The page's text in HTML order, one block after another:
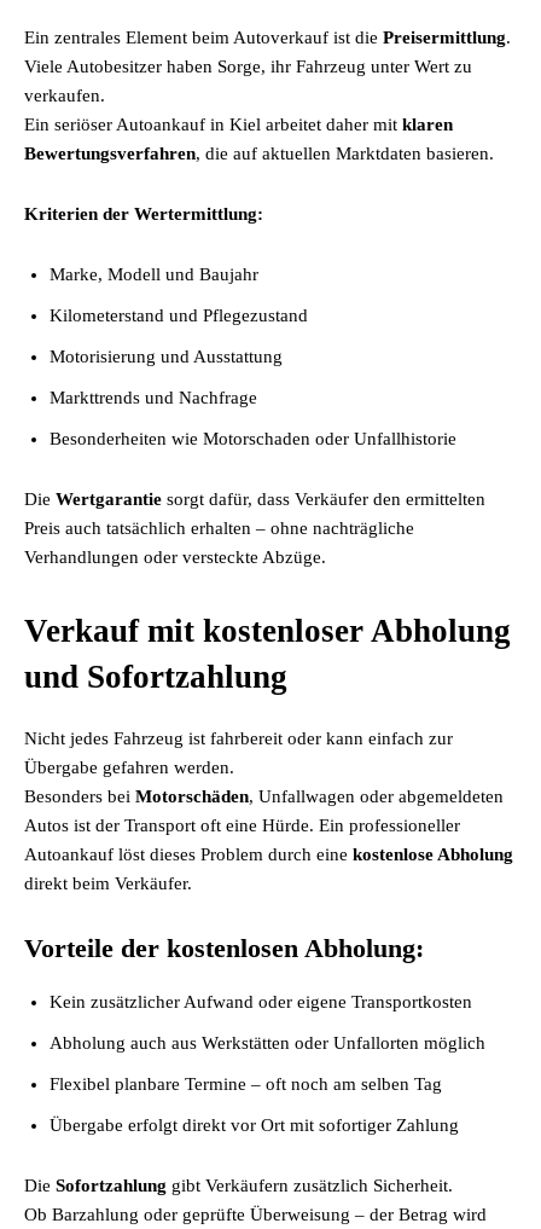
Ein zentrales Element beim Autoverkauf ist die Preisermittlung.
Viele Autobesitzer haben Sorge, ihr Fahrzeug unter Wert zu
verkaufen.
Ein seriöser Autoankauf in Kiel arbeitet daher mit klaren
Bewertungsverfahren, die auf aktuellen Marktdaten basieren.
Kriterien der Wertermittlung:
Marke, Modell und Baujahr
Kilometerstand und Pflegezustand
Motorisierung und Ausstattung
Markttrends und Nachfrage
Besonderheiten wie Motorschaden oder Unfallhistorie
Die Wertgarantie sorgt dafür, dass Verkäufer den ermittelten
Preis auch tatsächlich erhalten – ohne nachträgliche
Verhandlungen oder versteckte Abzüge.
Verkauf mit kostenloser Abholung
und Sofortzahlung
Nicht jedes Fahrzeug ist fahrbereit oder kann einfach zur
Übergabe gefahren werden.
Besonders bei Motorschäden, Unfallwagen oder abgemeldeten
Autos ist der Transport oft eine Hürde. Ein professioneller
Autoankauf löst dieses Problem durch eine kostenlose Abholung
direkt beim Verkäufer.
Vorteile der kostenlosen Abholung:
Kein zusätzlicher Aufwand oder eigene Transportkosten
Abholung auch aus Werkstätten oder Unfallorten möglich
Flexibel planbare Termine – oft noch am selben Tag
Übergabe erfolgt direkt vor Ort mit sofortiger Zahlung
Die Sofortzahlung gibt Verkäufern zusätzlich Sicherheit.
Ob Barzahlung oder geprüfte Überweisung – der Betrag wird